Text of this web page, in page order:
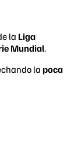
la Liga
Mundial.
la poca